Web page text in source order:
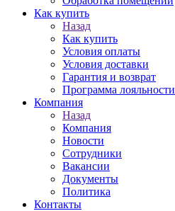
Как купить
Назад
Как купить
Условия оплаты
Условия доставки
Гарантия и возврат
Программа лояльности
Компания
Назад
Компания
Новости
Сотрудники
Вакансии
Документы
Политика
Контакты